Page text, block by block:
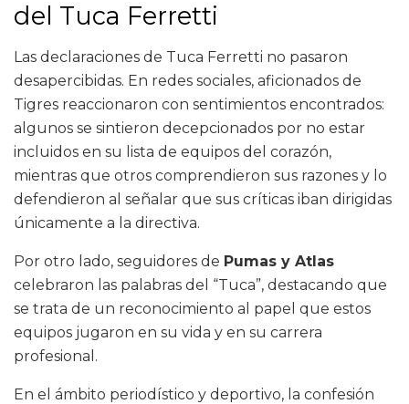
del Tuca Ferretti
Las declaraciones de Tuca Ferretti no pasaron
desapercibidas. En redes sociales, aficionados de
Tigres reaccionaron con sentimientos encontrados:
algunos se sintieron decepcionados por no estar
incluidos en su lista de equipos del corazón,
mientras que otros comprendieron sus razones y lo
defendieron al señalar que sus críticas iban dirigidas
únicamente a la directiva.
Por otro lado, seguidores de Pumas y Atlas
celebraron las palabras del “Tuca”, destacando que
se trata de un reconocimiento al papel que estos
equipos jugaron en su vida y en su carrera
profesional.
En el ámbito periodístico y deportivo, la confesión